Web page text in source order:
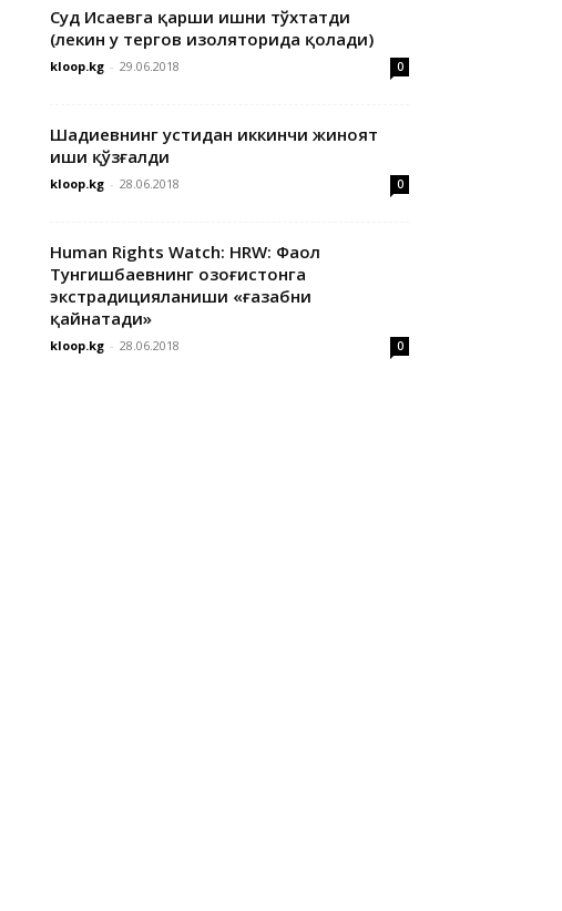
Суд Исаевга қарши ишни тўхтатди
(лекин у тергов изоляторида қолади)
kloop.kg - 29.06.2018 0
Шадиевнинг устидан иккинчи жиноят
иши қўзғалди
kloop.kg - 28.06.2018 0
Human Rights Watch: HRW: Фаол
Тунгишбаевнинг Қозоғистонга
экстрадицияланиши «ғазабни
қайнатади»
kloop.kg - 28.06.2018 0